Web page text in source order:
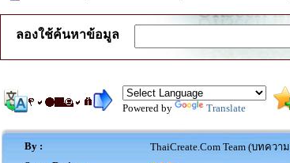
ลองใช้ค้นหาข้อมูล
Powered by Translate
By :
ThaiCreate.Com Team (บทค